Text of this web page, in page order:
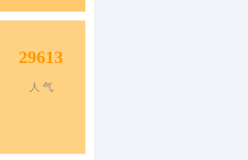
29613
人 气